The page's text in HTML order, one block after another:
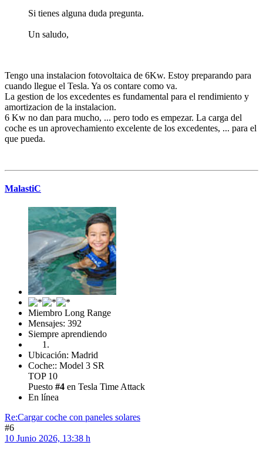
Si tienes alguna duda pregunta.
Un saludo,
Tengo una instalacion fotovoltaica de 6Kw. Estoy preparando para
cuando llegue el Tesla. Ya os contare como va.
La gestion de los excedentes es fundamental para el rendimiento y
amortizacion de la instalacion.
6 Kw no dan para mucho, ... pero todo es empezar. La carga del
coche es un aprovechamiento excelente de los excedentes, ... para el
que pueda.
MalastiC
Miembro Long Range
Mensajes: 392
Siempre aprendiendo
Ubicación: Madrid
Coche:: Model 3 SR
TOP 10
Puesto #4 en Tesla Time Attack
En línea
Re:Cargar coche con paneles solares
#6
10 Junio 2026, 13:38 h